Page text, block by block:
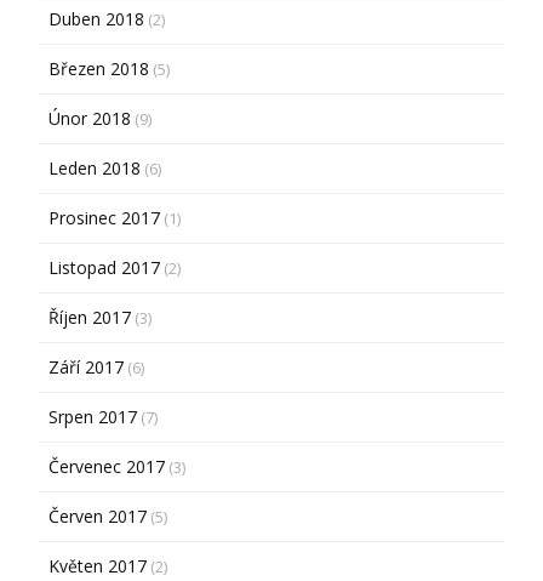
Duben 2018 (2)
Březen 2018 (5)
Únor 2018 (9)
Leden 2018 (6)
Prosinec 2017 (1)
Listopad 2017 (2)
Říjen 2017 (3)
Září 2017 (6)
Srpen 2017 (7)
Červenec 2017 (3)
Červen 2017 (5)
Květen 2017 (2)